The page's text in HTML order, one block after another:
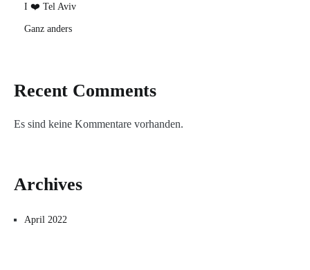
I ❤️ Tel Aviv
Ganz anders
Recent Comments
Es sind keine Kommentare vorhanden.
Archives
April 2022